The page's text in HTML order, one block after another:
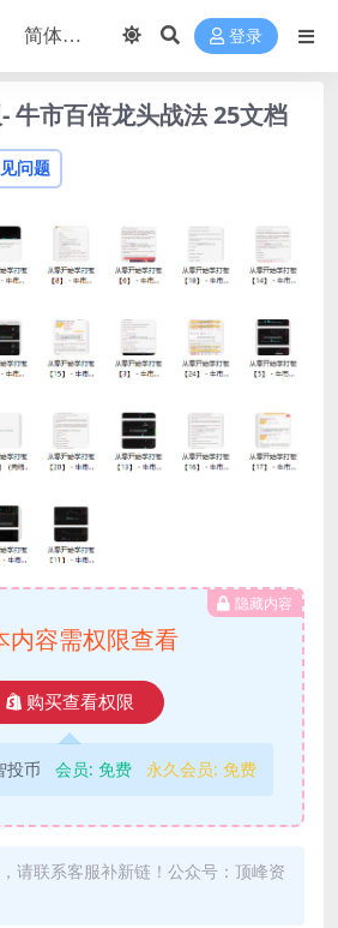
登录
牛市百倍龙头战法 25文档
问题
隐藏内容
内容需权限查看
购买查看权限
投币 会员: 免费 永久会员: 免费
请联系客服补新链！公众号：顶峰资